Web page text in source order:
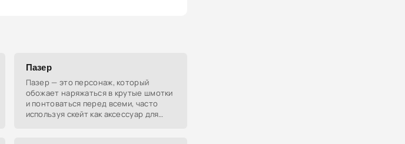
Пазер
Пазер — это персонаж, который
обожает наряжаться в крутые шмотки
и понтоваться перед всеми, часто
используя скейт как аксессуар для